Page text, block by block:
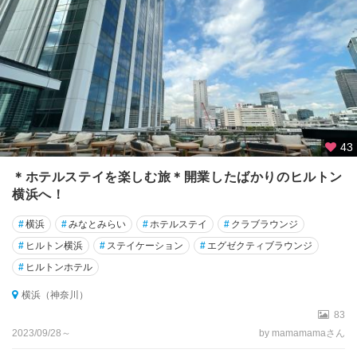
43
＊ホテルステイを楽しむ旅＊開業したばかりのヒルトン
横浜へ！
#横浜 #みなとみらい #ホテルステイ # クラブラウンジ
# ヒルトン横浜 # ステイケーション # エグゼクティブラウンジ
# ヒルトンホテル
横浜（神奈川）
83
2023/09/28～
by mamamamaさん